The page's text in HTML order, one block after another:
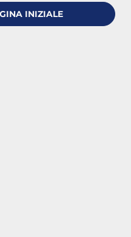
INIZIALE